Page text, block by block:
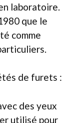
laboratoire.
que le
comme
de furets :
des yeux
utilisé pour